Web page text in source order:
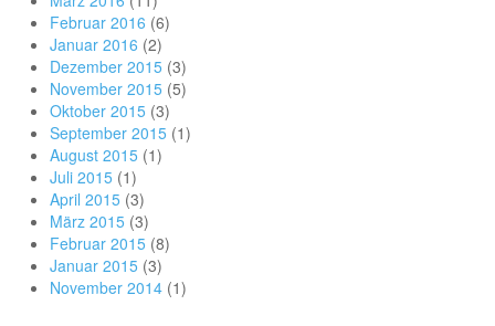
Februar 2016 (6)
Januar 2016 (2)
Dezember 2015 (3)
November 2015 (5)
Oktober 2015 (3)
September 2015 (1)
August 2015 (1)
Juli 2015 (1)
April 2015 (3)
März 2015 (3)
Februar 2015 (8)
Januar 2015 (3)
November 2014 (1)